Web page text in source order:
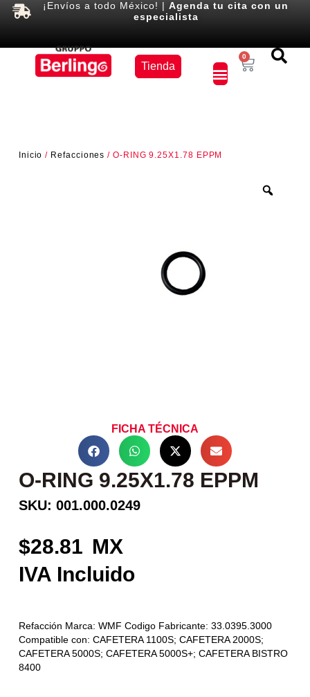
¡Envíos a todo México! |Agenda tu cita con un
especialista
Tienda
0
Inicio / Refacciones / O-RING 9.25X1.78 EPPM
FICHA TÉCNICA
O-RING 9.25X1.78 EPPM
SKU: 001.000.0249
28.81
Refacción Marca: WMF Codigo Fabricante: 33.0395.3000
Compatible con: CAFETERA 1100S; CAFETERA 2000S;
CAFETERA 5000S; CAFETERA 5000S+; CAFETERA BISTRO
8400